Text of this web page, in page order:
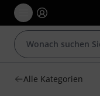
Alle Kategorien